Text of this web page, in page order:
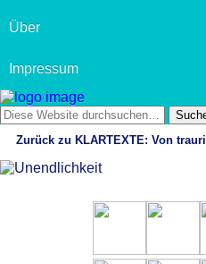
Über
Impressum
Zurück zu KLARTEXTE: Von